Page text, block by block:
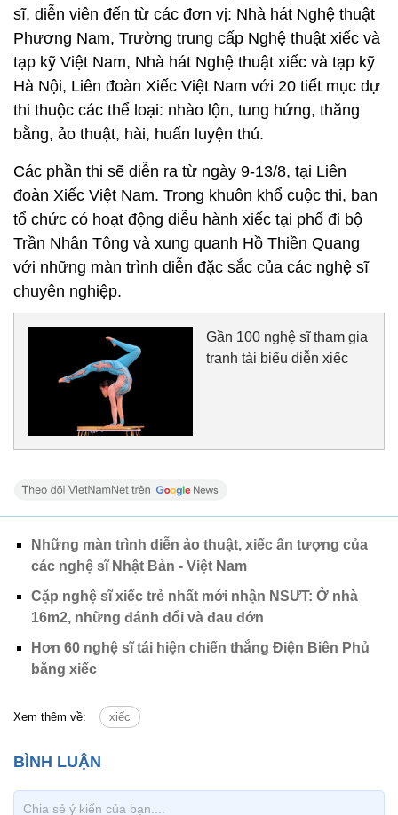
sĩ, diễn viên đến từ các đơn vị: Nhà hát Nghệ thuật
Phương Nam, Trường trung cấp Nghệ thuật xiếc và
tạp kỹ Việt Nam, Nhà hát Nghệ thuật xiếc và tạp kỹ
Hà Nội, Liên đoàn Xiếc Việt Nam với 20 tiết mục dự
thi thuộc các thể loại: nhào lộn, tung hứng, thăng
bằng, ảo thuật, hài, huấn luyện thú.
Các phần thi sẽ diễn ra từ ngày 9-13/8, tại Liên
đoàn Xiếc Việt Nam. Trong khuôn khổ cuộc thi, ban
tổ chức có hoạt động diễu hành xiếc tại phố đi bộ
Trần Nhân Tông và xung quanh Hồ Thiền Quang
với những màn trình diễn đặc sắc của các nghệ sĩ
chuyên nghiệp.
Gần 100 nghệ sĩ tham gia
tranh tài biểu diễn xiếc
Những màn trình diễn ảo thuật, xiếc ấn tượng của
các nghệ sĩ Nhật Bản - Việt Nam
Cặp nghệ sĩ xiếc trẻ nhất mới nhận NSƯT: Ở nhà
16m2, những đánh đổi và đau đớn
Hơn 60 nghệ sĩ tái hiện chiến thắng Điện Biên Phủ
bằng xiếc
Xem thêm về: xiếc